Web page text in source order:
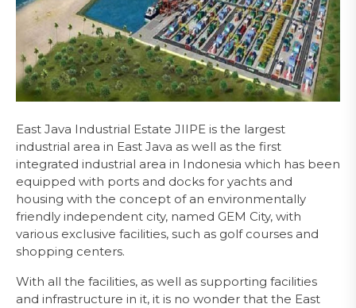
East Java Industrial Estate JIIPE is the largest
industrial area in East Java as well as the first
integrated industrial area in Indonesia which has been
equipped with ports and docks for yachts and
housing with the concept of an environmentally
friendly independent city, named GEM City, with
various exclusive facilities, such as golf courses and
shopping centers.
With all the facilities, as well as supporting facilities
and infrastructure in it, it is no wonder that the East